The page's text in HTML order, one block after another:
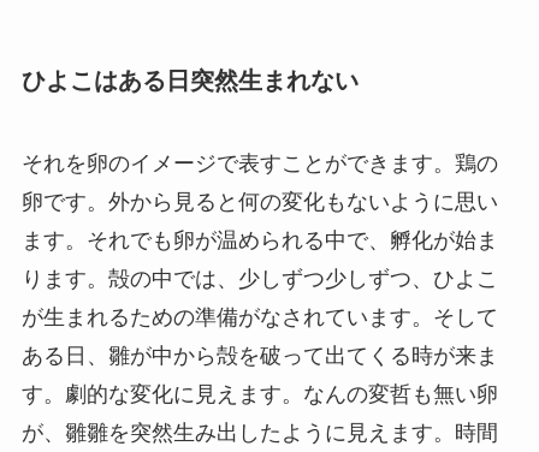
ひよこはある日突然生まれない
それを卵のイメージで表すことができます。鶏の
卵です。外から見ると何の変化もないように思い
ます。それでも卵が温められる中で、孵化が始ま
ります。殻の中では、少しずつ少しずつ、ひよこ
が生まれるための準備がなされています。そして
ある日、雛が中から殻を破って出てくる時が来ま
す。劇的な変化に見えます。なんの変哲も無い卵
が、雛雛を突然生み出したように見えます。時間